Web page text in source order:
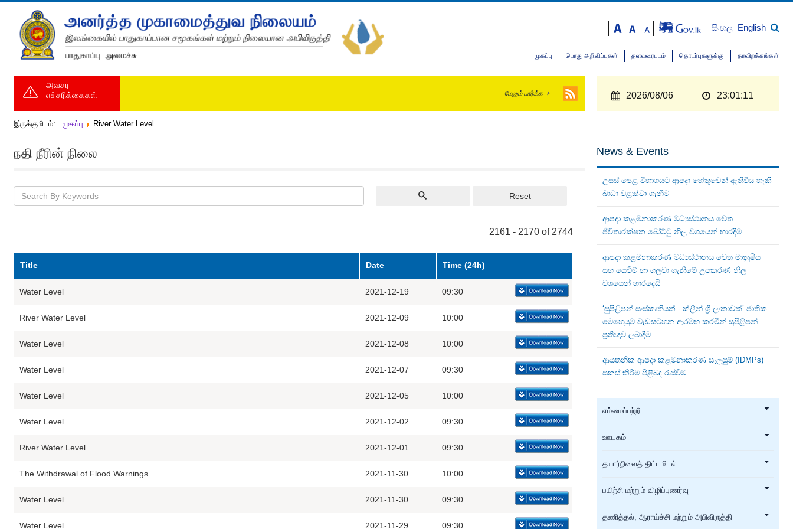
සිංහල English
முகப்பு பொது அறிவிப்புகள் தளவரைபடம் தொடர்புகளுக்கு தரவிறக்கங்கள்
அவசர
எச்சரிக்கைகள்
மேலும் பார்க்க 2026/08/06 23:01:11
இருக்குமிடம்: முகப்பு River Water Level
நதி நீரின் நிலை
Reset
2161 - 2170 of 2744
Title Date Time (24h)
Water Level 2021-12-19 09:30
River Water Level 2021-12-09 10:00
Water Level 2021-12-08 10:00
Water Level 2021-12-07 09:30
Water Level 2021-12-05 10:00
Water Level 2021-12-02 09:30
River Water Level 2021-12-01 09:30
The Withdrawal of‍ Flood Warnings 2021-11-30 10:00
Water Level 2021-11-30 09:30
Water Level 2021-11-29 09:30
News & Events
උසස් පෙළ විභාගයට ආපදා හේතුවෙන් ඇතිවිය හැකි
බාධා වළක්වා ගැනීම
ආපදා කළමනාකරණ මධ්‍යස්ථානය වෙත
ජීවිතාරක්ෂක බෝට්ටු නිල වශයෙන් භාරදීම
ආපදා කළමනාකරණ මධ්‍යස්ථානය වෙත මානුෂීය
සහ සෙවීම් හා ගලවා ගැනීමේ උපකරණ නිල
වශයෙන් භාරදෙයි
‘සුපිළිපන් සංස්කෘතියක් - ක්ලීන් ශ්‍රී ලංකාවක්’ ජාතික
මෙහෙයුම් වැඩසටහන ආරම්භ කරමින් සුපිළිපන්
ප්‍රතිඥාව ලබාදීම.
ආයතනික ආපදා කළමනාකරණ සැලසුම් (IDMPs)
සකස් කිරීම පිළිබඳ රැස්වීම
எம்மைப்பற்றி
ஊடகம்
தயார்நிலைத் திட்டமிடல்
பயிற்சி மற்றும் விழிப்புணர்வு
தணித்தல், ஆராய்ச்சி மற்றும் அபிவிருத்தி